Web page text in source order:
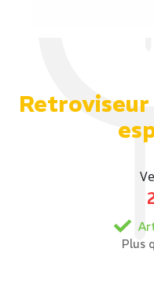
Plus